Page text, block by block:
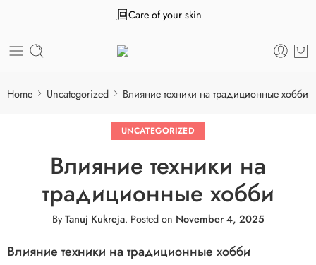
Care of your skin
Home Uncategorized Влияние техники на традиционные хобби
UNCATEGORIZED
Влияние техники на
традиционные хобби
ByTanuj Kukreja. Posted on November 4, 2025
Влияние техники на традиционные хобби